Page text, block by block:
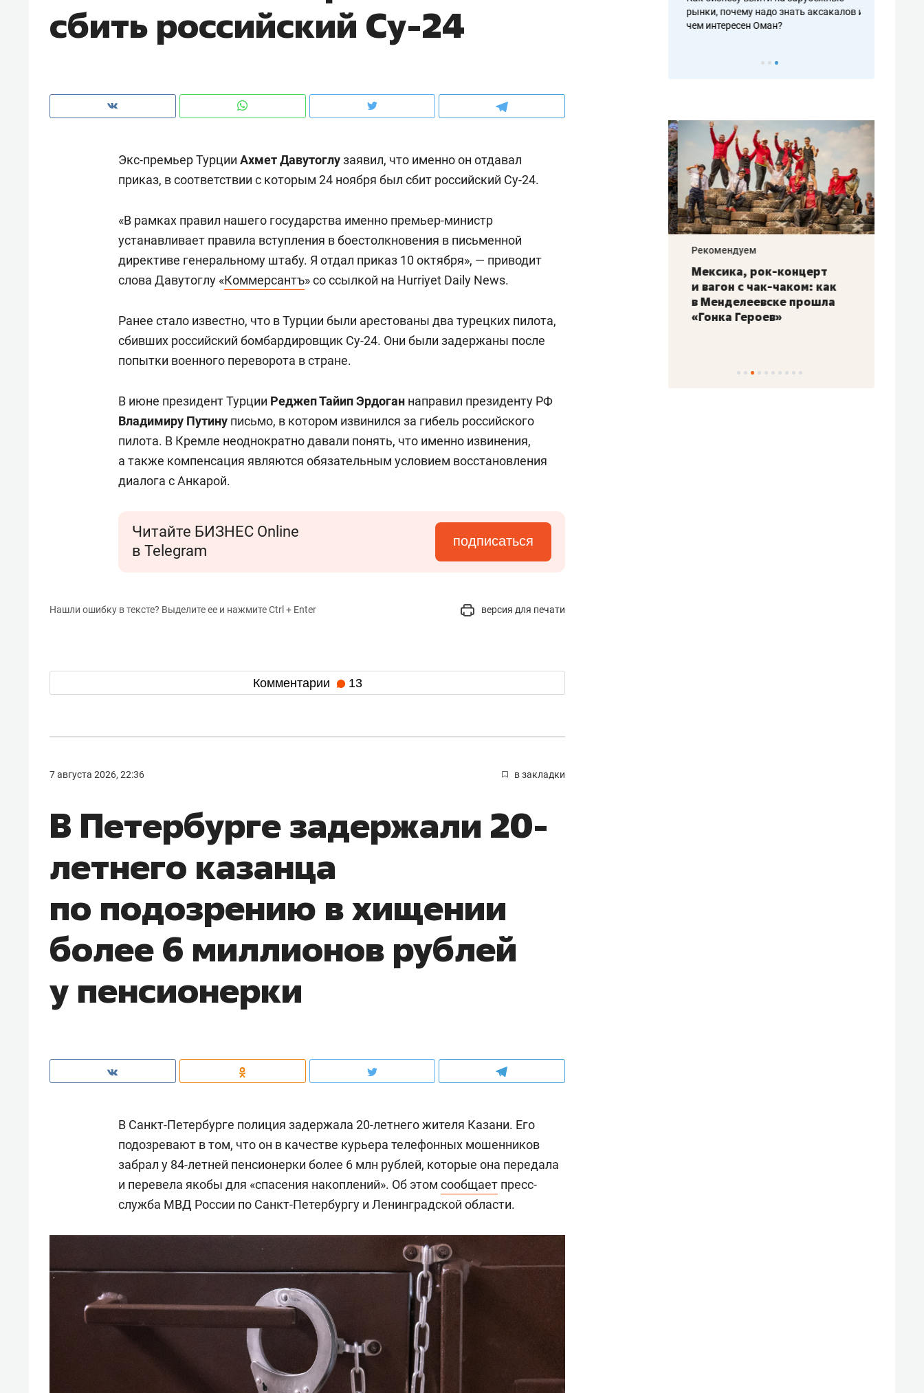
сбить российский Су-24
Экс-премьер Турции Ахмет Давутоглузаявил, что именно он отдавал
приказ, в соответствии с которым 24 ноября был сбит российский Су-24.
«В рамках правил нашего государства именно премьер-министр
устанавливает правила вступления в боестолкновения в письменной
директиве генеральному штабу. Я отдал приказ 10 октября», — приводит
слова Давутоглу «Коммерсантъ» со ссылкой на Hurriyet Daily News.
Ранее стало известно, что в Турции были арестованы два турецких пилота,
сбивших российский бомбардировщик Су-24. Они были задержаны после
попытки военного переворота в стране.
В июне президент Турции Реджеп Тайип Эрдоган направил президенту РФ
Владимиру Путину письмо, в котором извинился за гибель российского
пилота. В Кремле неоднократно давали понять, что именно извинения,
а также компенсация являются обязательным условием восстановления
диалога с Анкарой.
Читайте БИЗНЕС Online
в Telegram
подписаться
Нашли ошибку в тексте? Выделите ее и нажмите Ctrl + Enter версия для печати
Комментарии 13
7 августа 2026, 22:36 в закладки
В Петербурге задержали 20-
летнего казанца
по подозрению в хищении
более 6 миллионов рублей
у пенсионерки
В Санкт-Петербурге полиция задержала 20-летнего жителя Казани. Его
подозревают в том, что он в качестве курьера телефонных мошенников
забрал у 84-летней пенсионерки более 6 млн рублей, которые она передала
и перевела якобы для «спасения накоплений». Об этом сообщает пресс-
служба МВД России по Санкт-Петербургу и Ленинградской области.
рынки, почему надо знать аксакалов и
чем интересен Оман?
о трехкратном росте цен, дотошных
клиентах и чудных запросах мастеров
рынки, почему надо знать аксакалов и
чем интересен Оман?
Рекомендуем
Как ГК «МИР ГРУПП» и ВТБ
создают оазис жилого
Рекомендуем
150 камер до квартиры и Face
ID вместо ключа: какой будет
Опыт выживания в дикой
природе, работа
состоянием как основа
антихрупких команд
Рекомендуем
Мексика, рок-концерт
и вагон с чак-чаком: как
в Менделеевске прошла
«Гонка Героев»